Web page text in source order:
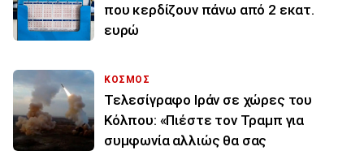
που κερδίζουν πάνω από 2 εκατ.
ευρώ
ΚΟΣΜΟΣ
Τελεσίγραφο Ιράν σε χώρες του
Κόλπου: «Πιέστε τον Τραμπ για
συμφωνία αλλιώς θα σας